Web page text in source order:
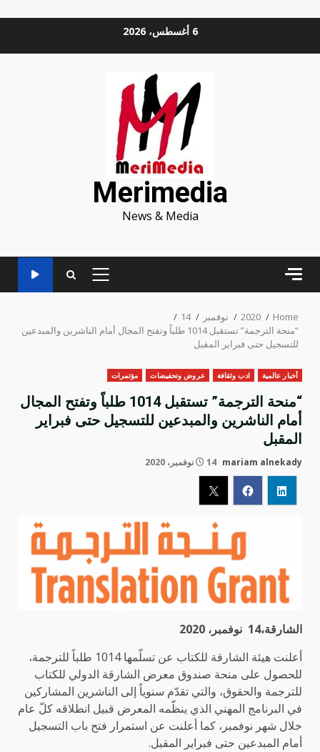
6 أغسطس، 2026
Merimedia
News & Media
PRIMARY
Home
2020 نوفمبر
14
“منحة الترجمة” تستقبل 1014 طلباً وتفتح المجال أمام الناشرين والمبدعين
للتسجيل حتى فبراير المقبل
أخبار عالمية ادب وثقافة عروض وتحفيضات مؤتمرات
“منحة الترجمة” تستقبل 1014 طلباً وتفتح المجال
أمام الناشرين والمبدعين للتسجيل حتى فبراير
المقبل
mariam alnekady 14 نوفمبر، 2020
الشارقة،14 نوفمبر، 2020
أعلنت هيئة الشارقة للكتاب عن تسلّمها 1014 طلباً للترجمة،
للحصول على منحة صندوق معرض الشارقة الدولي للكتاب
للترجمة والحقوق، والتي تقدّم سنوياً إلى الناشرين المشاركين
في البرنامج المهني الذي ينظّمه المعرض قبيل انطلاقه كلّ عام
خلال شهر نوفمبر، كما أعلنت عن استمرار فتح باب التسجيل
أمام المبدعين حتى فبراير المقبل.